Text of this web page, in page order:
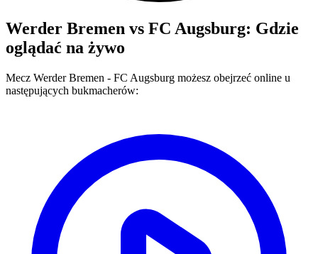
Werder Bremen vs FC Augsburg: Gdzie
oglądać na żywo
Mecz Werder Bremen - FC Augsburg możesz obejrzeć online u
następujących bukmacherów: